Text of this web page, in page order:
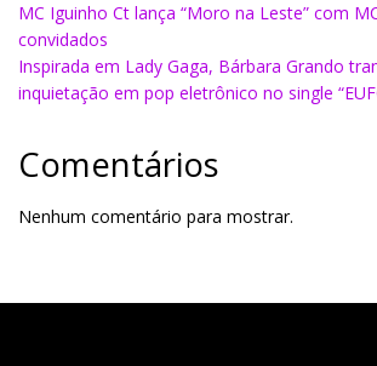
MC Iguinho Ct lança “Moro na Leste” com
convidados
Inspirada em Lady Gaga, Bárbara Grando
inquietação em pop eletrônico no single
Comentários
Nenhum comentário para mostrar.